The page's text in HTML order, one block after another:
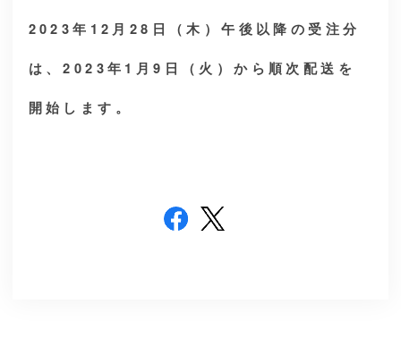
2023年12月28日（木）午後以降の受注分
は、2023年1月9日（火）から順次配送を
開始します。